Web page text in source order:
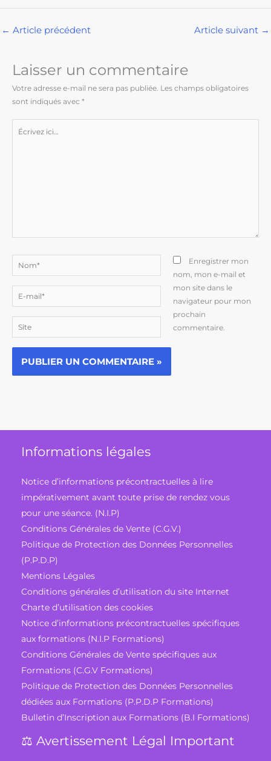
← Article précédent Article suivant →
Laisser un commentaire
Votre adresse e-mail ne sera pas publiée. Les champs obligatoires
sont indiqués avec *
mail*
Enregistrer mon
nom, mon e-mail et
mon site dans le
navigateur pour mon
prochain
commentaire.
Informations légales
Notice d’informations précontractuelles à lire
impérativement avant toute prise de rendez vous
pour une séance. (N.I.P)
Conditions Générales de Vente (C.G.V.)
Politique de Protection des Données Personnelles
(P.P.D.P)
Mentions Légales
Conditions générales d’utilisation du site Internet
Charte d’utilisation des cookies
Notice d’informations précontractuelles spécifiques
aux formations (N.I.P Formations)
Conditions Générales de Vente spécifiques aux
Formations (C.G.V Formations)
Politique de Protection des Données Personnelles
dédiées aux Formations (P.P.D.P Formations)
Bulletin d’Inscription aux Formations (B.I Formations)
⚖️ Avertissement Légal Important